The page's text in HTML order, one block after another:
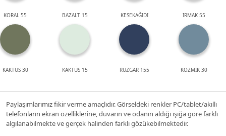
KORAL 55 BAZALT 15 KESEKAĞIDI IRMAK 55
KAKTÜS 30 KAKTÜS 15 RÜZGAR 155 KOZMİK 30
Paylaşımlarımız fikir verme amaçlıdır. Görseldeki renkler PC/tablet/akıllı
telefonların ekran özelliklerine, duvarın ve odanın aldığı ışığa göre farklı
algılanabilmekte ve gerçek halinden farklı gözükebilmektedir.